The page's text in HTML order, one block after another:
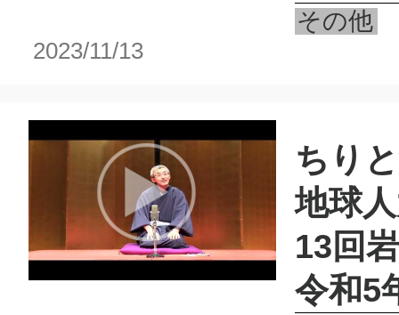
その他
2023/11/13
ちり
地球
13回
令和5